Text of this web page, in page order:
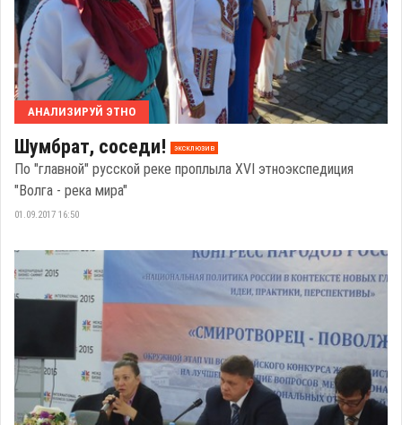
АНАЛИЗИРУЙ ЭТНО
Шумбрат, соседи! эксклюзив
По "главной" русской реке проплыла XVI этноэкспедиция
"Волга - река мира"
01.09.2017 16:50